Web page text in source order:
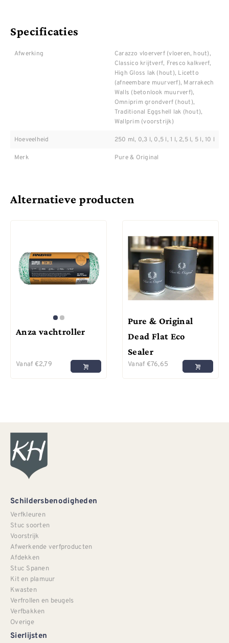
Specificaties
Afwerking
Carazzo vloerverf (vloeren, hout),
Classico krijtverf, Fresco kalkverf,
High Gloss lak (hout), Licetto
(afneembare muurverf), Marrakech
Walls (betonlook muurverf),
Omniprim grondverf (hout),
Traditional Eggshell lak (hout),
Wallprim (voorstrijk)
Hoeveelheid 250 ml, 0,3 l, 0,5 l, 1 l, 2,5 l, 5 l, 10 l
Merk Pure & Original
Alternatieve producten
Anza vachtroller
Vanaf €2,79
Pure & Original
Dead Flat Eco
Sealer
Vanaf €76,65
Schildersbenodigheden
Verfkleuren
Stuc soorten
Voorstrijk
Afwerkende verfproducten
Afdekken
Stuc Spanen
Kit en plamuur
Kwasten
Verfrollen en beugels
Verfbakken
Overige
Sierlijsten